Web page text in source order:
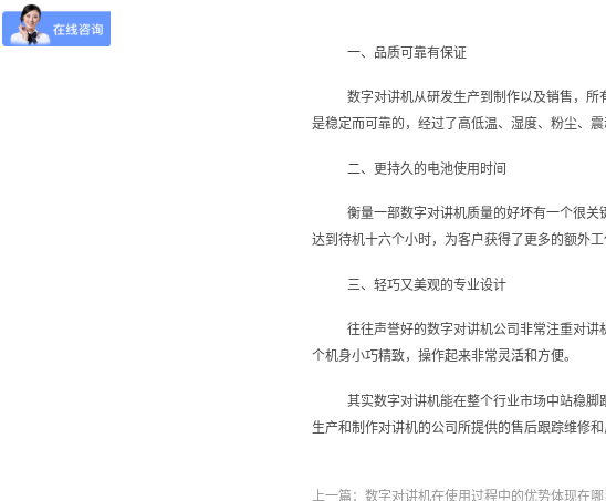
一、品质可靠有保证
数字对讲机从研发生产到制作以及销售，
是稳定而可靠的，经过了高低温、湿度、粉尘、
二、更持久的电池使用时间
衡量一部数字对讲机质量的好坏有一个很
达到待机十六个小时，为客户获得了更多的额外工
三、轻巧又美观的专业设计
往往声誉好的数字对讲机公司非常注重对
个机身小巧精致，操作起来非常灵活和方便。
其实数字对讲机能在整个行业市场中站稳脚
生产和制作对讲机的公司所提供的售后跟踪维修和
上一篇： 数字对讲机在使用过程中的优势体现在哪